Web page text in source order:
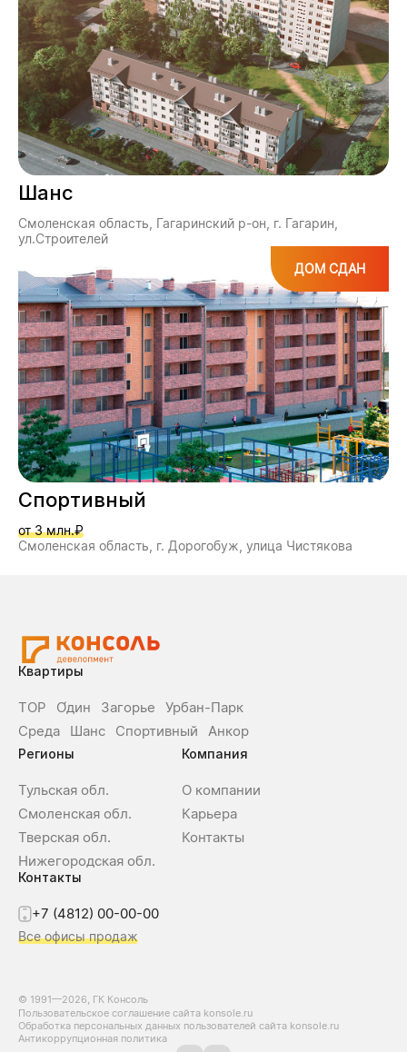
Шанс
Смоленская область, Гагаринский р-он, г. Гагарин,
ул.Строителей
ДОМ СДАН
Спортивный
от 3 млн.₽
Смоленская область, г. Дорогобуж, улица Чистякова
Квартиры
ТОР О́дин Загорье
Урбан-Парк
Среда
Шанс Спортивный Анкор
Регионы
Тульская обл.
Смоленская обл.
Тверская обл.
Нижегородская обл.
Компания
О компании
Карьера
Контакты
Контакты
+7 (4812) 00-00-00
Все офисы продаж
© 1991—2026, ГК Консоль
Пользовательское соглашение сайта konsole.ru
Обработка персональных данных пользователей сайта konsole.ru
Антикоррупционная политика